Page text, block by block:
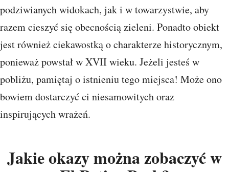
podziwianych widokach, jak i w towarzystwie, aby
razem cieszyć się obecnością zieleni. Ponadto obiekt
jest również ciekawostką o charakterze historycznym,
ponieważ powstał w XVII wieku. Jeżeli jesteś w
pobliżu, pamiętaj o istnieniu tego miejsca! Może ono
bowiem dostarczyć ci niesamowitych oraz
inspirujących wrażeń.
Jakie okazy można zobaczyć w